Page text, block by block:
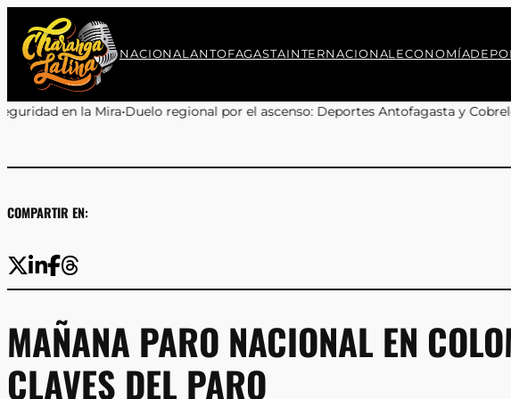
contenido
NACIONALANTOFAGASTAINTERNACIONALECONOMÍA
por el ascenso: Deportes Antofagasta y Cobreloa se enfrentarán en los
COMPARTIR EN:
MAÑANA PARO NACIONAL EN
CLAVES DEL PARO